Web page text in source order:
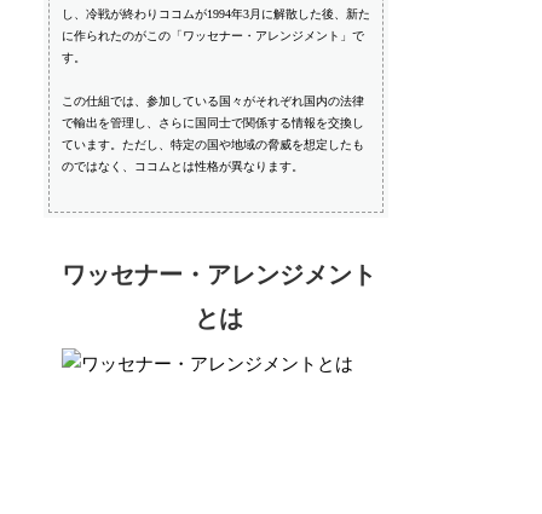
し、冷戦が終わりココムが1994年3月に解散した後、新た
に作られたのがこの「ワッセナー・アレンジメント」で
す。
この仕組では、参加している国々がそれぞれ国内の法律
で輸出を管理し、さらに国同士で関係する情報を交換し
ています。ただし、特定の国や地域の脅威を想定したも
のではなく、ココムとは性格が異なります。
ワッセナー・アレンジメント
とは